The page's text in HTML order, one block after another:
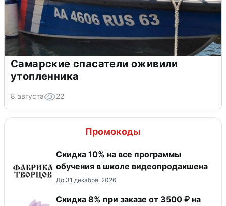
Самарские спасатели оживили
утопленника
8 августа 22
Промокоды
Скидка 10% на все программы
обучения в школе видеопродакшена
До 31 декабря, 2026
Скидка 8% при заказе от 3500 ₽ на